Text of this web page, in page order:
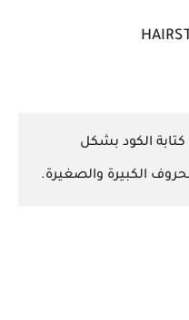
الكود بشكل
الكبيرة والصغيرة.